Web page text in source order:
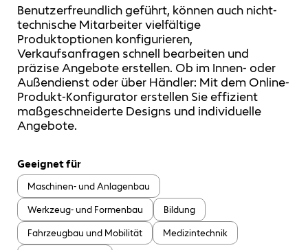
Benutzerfreundlich geführt, können auch nicht-
technische Mitarbeiter vielfältige
Produktoptionen konfigurieren,
Verkaufsanfragen schnell bearbeiten und
präzise Angebote erstellen. Ob im Innen- oder
Außendienst oder über Händler: Mit dem Online-
Produkt-Konfigurator erstellen Sie effizient
maßgeschneiderte Designs und individuelle
Angebote.
Geeignet für
Maschinen- und Anlagenbau
Werkzeug- und Formenbau
Bildung
Fahrzeugbau und Mobilität
Medizintechnik